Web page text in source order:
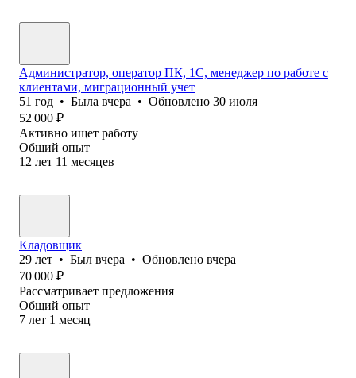
Администратор, оператор ПК, 1С, менеджер по работе с
клиентами, миграционный учет
51 год • Была вчера • Обновлено 30 июля
52 000 ₽
Активно ищет работу
Общий опыт
12 лет 11 месяцев
Кладовщик
29 лет • Был вчера • Обновлено вчера
70 000 ₽
Рассматривает предложения
Общий опыт
7 лет 1 месяц